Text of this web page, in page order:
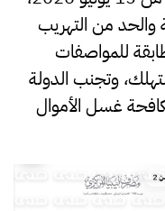
والحد من التهريب
للمواصفات
وتجنب الدولة
غسل الأموال